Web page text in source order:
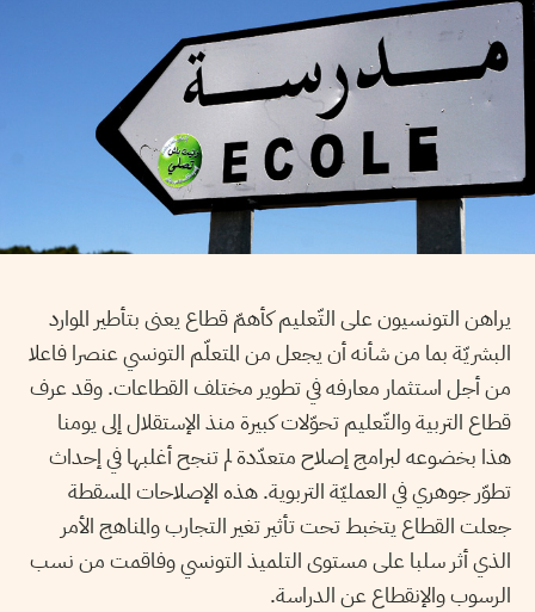
يراهن التونسيون على التّعليم كأهمّ قطاع يعنى بتأطير الموارد
البشريّة بما من شأنه أن يجعل من المتعلّم التونسي عنصرا فاعلا
من أجل استثمار معارفه في تطوير مختلف القطاعات. وقد عرف
قطاع التربية والتّعليم تحوّلات كبيرة منذ الإستقلال إلى يومنا
هذا بخضوعه لبرامج إصلاح متعدّدة لم تنجح أغلبها في إحداث
تطوّر جوهري في العمليّة التربوية. هذه الإصلاحات المسقطة
جعلت القطاع يتخبط تحت تأثير تغير التجارب والمناهج الأمر
الذي أثر سلبا على مستوى التلميذ التونسي وفاقمت من نسب
الرسوب والإنقطاع عن الدراسة.